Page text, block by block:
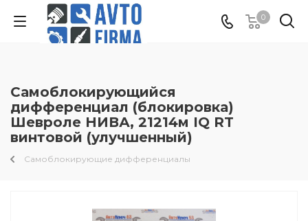
0
Самоблокирующийся
дифференциал (блокировка)
Шевроле НИВА, 21214м IQ RT
винтовой (улучшенный)
Самоблокирующие дифференциалы